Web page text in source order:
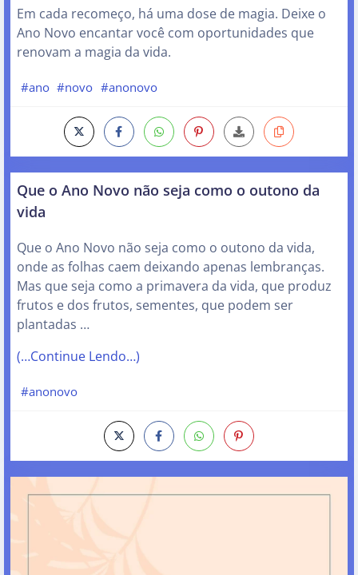
Em cada recomeço, há uma dose de magia. Deixe o
Ano Novo encantar você com oportunidades que
renovam a magia da vida.
#ano #novo #anonovo
Que o Ano Novo não seja como o outono da
vida
Que o Ano Novo não seja como o outono da vida,
onde as folhas caem deixando apenas lembranças.
Mas que seja como a primavera da vida, que produz
frutos e dos frutos, sementes, que podem ser
plantadas …
(…Continue Lendo…)
#anonovo